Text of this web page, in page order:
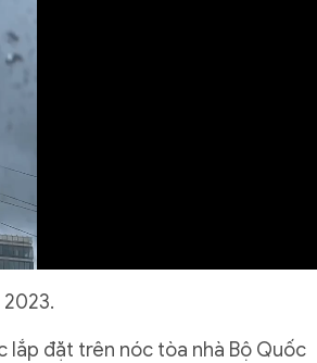
lắp đặt trên nóc tòa nhà Bộ Quốc